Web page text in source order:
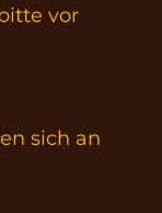
vor
sich an